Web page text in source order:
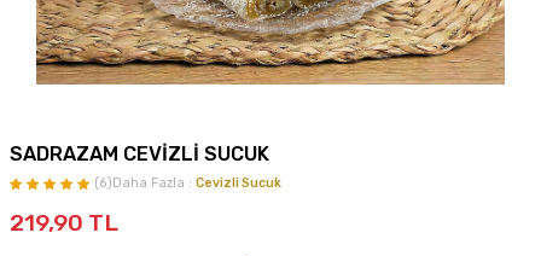
SADRAZAM CEVİZLİ SUCUK
(6) Daha Fazla :Cevizli Sucuk
219,90 TL